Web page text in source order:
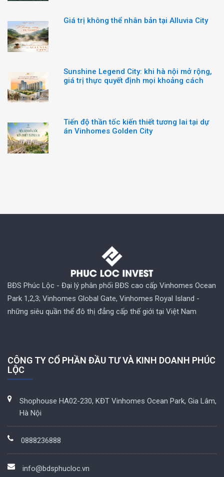
Giá trị không thể nhân bản tại Alluvia City
Sunshine Legend City: khi hà nội mở rộng,
giá trị thực quyết định mọi khoảng cách
Tiến độ thần tốc kiến thiết tương lai tại dự
án Vinhomes Golden City
BĐS Phúc Lộc - Đại lý phân phối BĐS cao cấp Vinhomes Ocean
Park 1,2,3; Vinhomes Global Gate, Vinhomes Royal Island -
những siêu quần thể đô thị đẳng cấp thế giới tại Việt Nam
CÔNG TY CỔ PHẦN ĐẦU TƯ VÀ KINH DOANH PHÚC
LỘC
Shophouse HA02-230, KĐT Vinhomes Ocean Park, Gia Lâm,
Hà Nội
0888236888
info@bdsphucloc.vn